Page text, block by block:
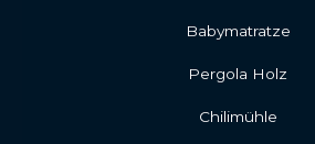
Babymatratze
Pergola Holz
Chilimühle